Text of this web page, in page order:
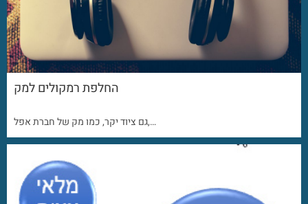
החלפת רמקולים למק
גם ציוד יקר, כמו מק של חברת אפל,…